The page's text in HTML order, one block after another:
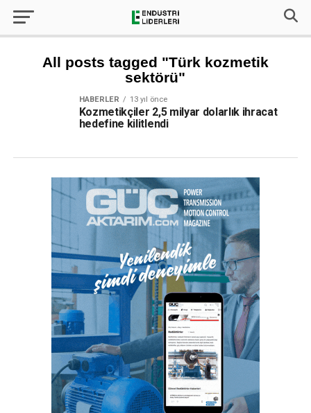
All posts tagged "Türk kozmetik
sektörü"
HABERLER 13 yıl önce
Kozmetikçiler 2,5 milyar dolarlık ihracat
hedefine kilitlendi